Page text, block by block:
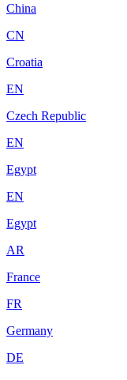
China
CN
Croatia
EN
Czech Republic
EN
Egypt
EN
Egypt
AR
France
FR
Germany
DE